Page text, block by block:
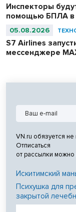
Инспекторы
помощью БПЛА в
05.08.2026
S7 Airlines
мессенджере
VN.ru обязуется
Отписаться
от рассылки
Искитимский
Психушка для
закрытой